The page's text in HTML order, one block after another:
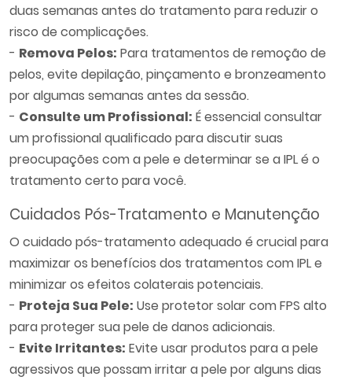
duas semanas antes do tratamento para reduzir o
risco de complicações.
- Remova Pelos: Para tratamentos de remoção de
pelos, evite depilação, pinçamento e bronzeamento
por algumas semanas antes da sessão.
- Consulte um Profissional: É essencial consultar
um profissional qualificado para discutir suas
preocupações com a pele e determinar se a IPL é o
tratamento certo para você.
Cuidados Pós-Tratamento e Manutenção
O cuidado pós-tratamento adequado é crucial para
maximizar os benefícios dos tratamentos com IPL e
minimizar os efeitos colaterais potenciais.
- Proteja Sua Pele: Use protetor solar com FPS alto
para proteger sua pele de danos adicionais.
- Evite Irritantes: Evite usar produtos para a pele
agressivos que possam irritar a pele por alguns dias